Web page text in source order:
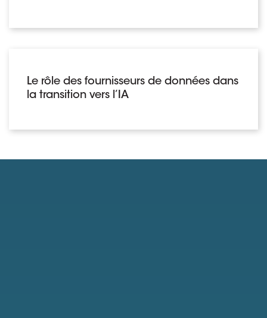
Le rôle des fournisseurs de données dans
la transition vers l’IA